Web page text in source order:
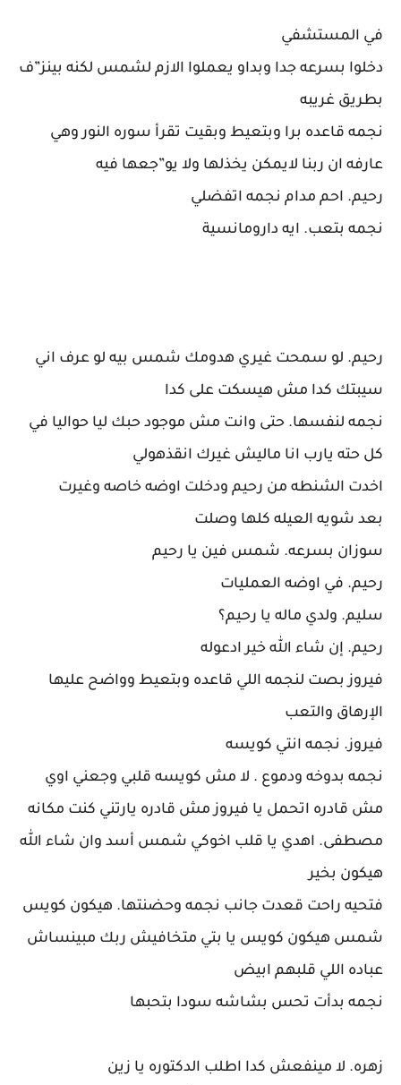
في المستشفي
دخلوا بسرعه جدا وبداو يعملوا الازم لشمس لكنه بينز”ف
بطريق غريبه
نجمه قاعده برا وبتعيط وبقيت تقرأ سوره النور وهي
عارفه ان ربنا لايمكن يخذلها ولا يو”جعها فيه
رحيم. احم مدام نجمه اتفضلي
نجمه بتعب. ايه دارومانسية
رحيم. لو سمحت غيري هدومك شمس بيه لو عرف اني
سيبتك كدا مش هيسكت على كدا
نجمه لنفسها. حتى وانت مش موجود حبك ليا حواليا في
كل حته يارب انا ماليش غيرك انقذهولي
اخدت الشنطه من رحيم ودخلت اوضه خاصه وغيرت
بعد شويه العيله كلها وصلت
سوزان بسرعه. شمس فين يا رحيم
رحيم. في اوضه العمليات
سليم. ولدي ماله يا رحيم؟
رحيم. إن شاء الله خير ادعوله
فيروز بصت لنجمه اللي قاعده وبتعيط وواضح عليها
الإرهاق والتعب
فيروز. نجمه انتي كويسه
نجمه بدوخه ودموع . لا مش كويسه قلبي وجعني اوي
مش قادره اتحمل يا فيروز مش قادره يارتني كنت مكانه
مصطفى. اهدي يا قلب اخوكي شمس أسد وان شاء الله
هيكون بخير
فتحيه راحت قعدت جانب نجمه وحضنتها. هيكون كويس
شمس هيكون كويس يا بتي متخافيش ربك مبينساش
عباده اللي قلبهم ابيض
نجمه بدأت تحس بشاشه سودا بتحبها
زهره. لا مينفعش كدا اطلب الدكتوره يا زين